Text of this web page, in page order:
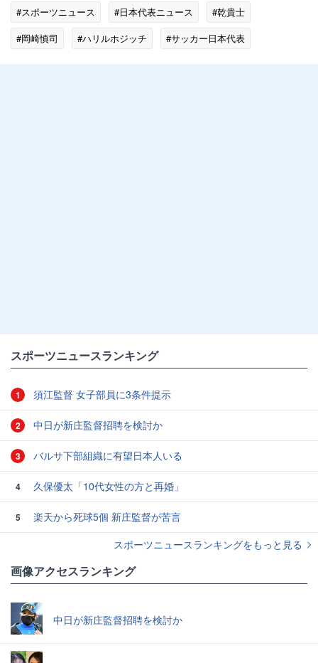
#スポーツニュース #日本代表ニュース
#乾貴士
#岡崎慎司
#ハリルホジッチ
#サッカー日本代表
スポーツニュースランキング
1 須江監督 女子部員に3条件提示
2 中日が新庄監督招聘を検討か
3 バルサ下部組織に有望日本人いる
4 久保優太「10代女性の方と再婚」
5
楽天から死球5個 新庄監督が苦言
スポーツニュースランキングをもっと見る
画像アクセスランキング
中日が新庄監督招聘を検討か